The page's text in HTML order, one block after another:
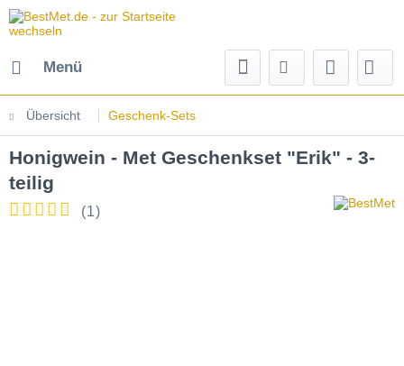
Menü
Übersicht Geschenk-Sets
Honigwein - Met Geschenkset "Erik" - 3-
teilig
(1)